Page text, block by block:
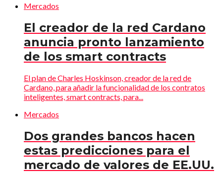
Mercados
El creador de la red Cardano
anuncia pronto lanzamiento
de los smart contracts
El plan de Charles Hoskinson, creador de la red de
Cardano, para añadir la funcionalidad de los contratos
inteligentes, smart contracts, para...
Mercados
Dos grandes bancos hacen
estas predicciones para el
mercado de valores de EE.UU.